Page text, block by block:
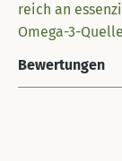
reich an
Omega-3-
Bewertungen